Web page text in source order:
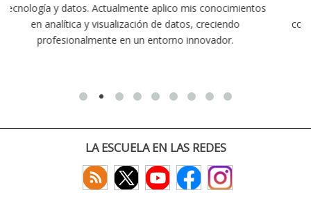
actividades como el salvamento y socorrismo. Estoy
convencido de que elegir teleco ha sido una de las
decisiones que he tomado.
LA ESCUELA EN LAS REDES